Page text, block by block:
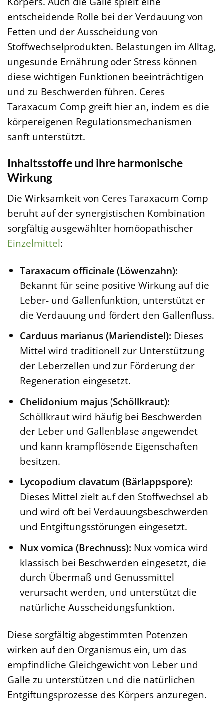
entscheidende Rolle bei der Verdauung von
Fetten und der Ausscheidung von
Stoffwechselprodukten. Belastungen im Alltag,
ungesunde Ernährung oder Stress können
diese wichtigen Funktionen beeinträchtigen
und zu Beschwerden führen. Ceres
Taraxacum Comp greift hier an, indem es die
körpereigenen Regulationsmechanismen
sanft unterstützt.
Inhaltsstoffe und ihre harmonische
Wirkung
Die Wirksamkeit von Ceres Taraxacum Comp
beruht auf der synergistischen Kombination
sorgfältig ausgewählter homöopathischer
Einzelmittel:
Taraxacum officinale (Löwenzahn):
Bekannt für seine positive Wirkung auf die
Leber- und Gallenfunktion, unterstützt er
die Verdauung und fördert den Gallenfluss.
Carduus marianus (Mariendistel): Dieses
Mittel wird traditionell zur Unterstützung
der Leberzellen und zur Förderung der
Regeneration eingesetzt.
Chelidonium majus (Schöllkraut):
Schöllkraut wird häufig bei Beschwerden
der Leber und Gallenblase angewendet
und kann krampflösende Eigenschaften
besitzen.
Lycopodium clavatum (Bärlappspore):
Dieses Mittel zielt auf den Stoffwechsel ab
und wird oft bei Verdauungsbeschwerden
und Entgiftungsstörungen eingesetzt.
Nux vomica (Brechnuss): Nux vomica wird
klassisch bei Beschwerden eingesetzt, die
durch Übermaß und Genussmittel
verursacht werden, und unterstützt die
natürliche Ausscheidungsfunktion.
Diese sorgfältig abgestimmten Potenzen
wirken auf den Organismus ein, um das
empfindliche Gleichgewicht von Leber und
Galle zu unterstützen und die natürlichen
Entgiftungsprozesse des Körpers anzuregen.